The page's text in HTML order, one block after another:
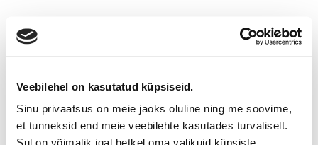
Veebilehel on kasutatud küpsiseid.
Sinu privaatsus on meie jaoks oluline ning me soovime,
et tunneksid end meie veebilehte kasutades turvaliselt.
Sul on võimalik igal hetkel oma valikuid küpsiste